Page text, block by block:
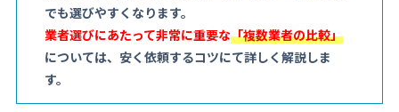
でも選びやすくなります。
業者選びにあたって非常に重要な「複数業者の比較」
については、安く依頼するコツにて詳しく解説しま
す。